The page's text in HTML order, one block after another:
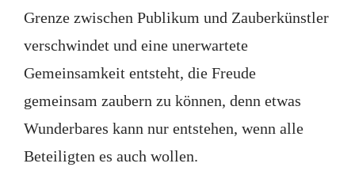
Grenze zwischen Publikum und Zauberkünstler
verschwindet und eine unerwartete
Gemeinsamkeit entsteht, die Freude
gemeinsam zaubern zu können, denn etwas
Wunderbares kann nur entstehen, wenn alle
Beteiligten es auch wollen.